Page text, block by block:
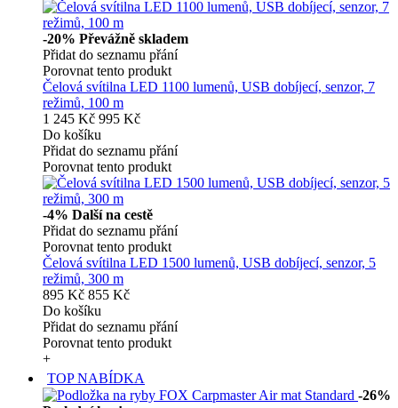
-20% Převážně skladem
Přidat do seznamu přání
Porovnat tento produkt
Čelová svítilna LED 1100 lumenů, USB dobíjecí, senzor, 7
režimů, 100 m
1 245 Kč 995 Kč
Do košíku
Přidat do seznamu přání
Porovnat tento produkt
-4% Další na cestě
Přidat do seznamu přání
Porovnat tento produkt
Čelová svítilna LED 1500 lumenů, USB dobíjecí, senzor, 5
režimů, 300 m
895 Kč 855 Kč
Do košíku
Přidat do seznamu přání
Porovnat tento produkt
+
TOP NABÍDKA
-26%